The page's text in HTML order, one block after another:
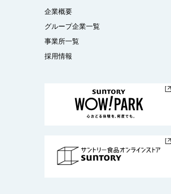
企業概要
グループ企業一覧
事業所一覧
採用情報